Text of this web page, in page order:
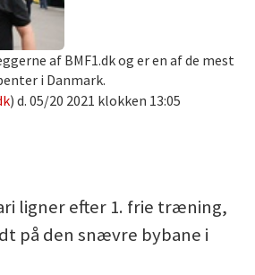
af BMF1.dk og er en af de mest
i Danmark.
) d. 05/20 2021 klokken 13:05
ligner efter 1. frie træning,
på den snævre bybane i